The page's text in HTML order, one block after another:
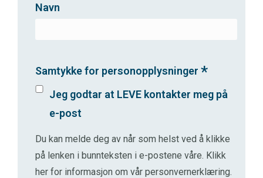
Navn
Samtykke for personopplysninger *
Jeg godtar at LEVE kontakter meg på
e-post
Du kan melde deg av når som helst ved å klikke
på lenken i bunnteksten i e-postene våre. Klikk
her for informasjon om vår personvernerklæring.